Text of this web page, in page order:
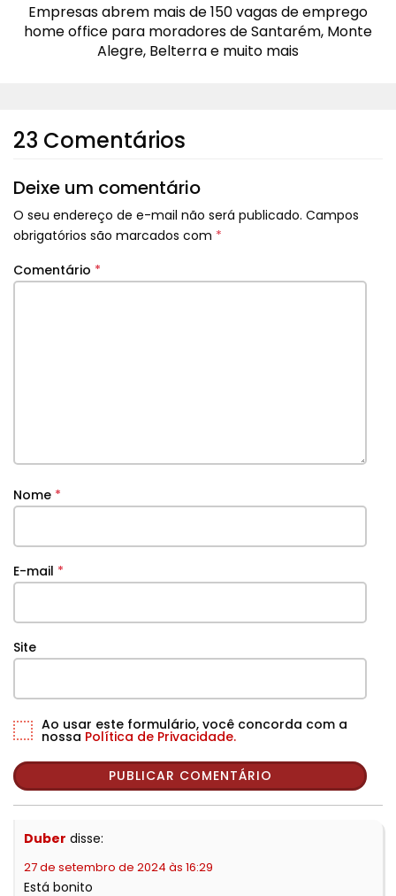
Empresas abrem mais de 150 vagas de emprego
home office para moradores de Santarém, Monte
Alegre, Belterra e muito mais
23 Comentários
Deixe um comentário
O seu endereço de e-mail não será publicado. Campos
obrigatórios são marcados com *
Comentário *
Nome *
E-mail *
Site
Ao usar este formulário, você concorda com a
nossa Política de Privacidade.
Duber disse:
27 de setembro de 2024 às 16:29
Está bonito